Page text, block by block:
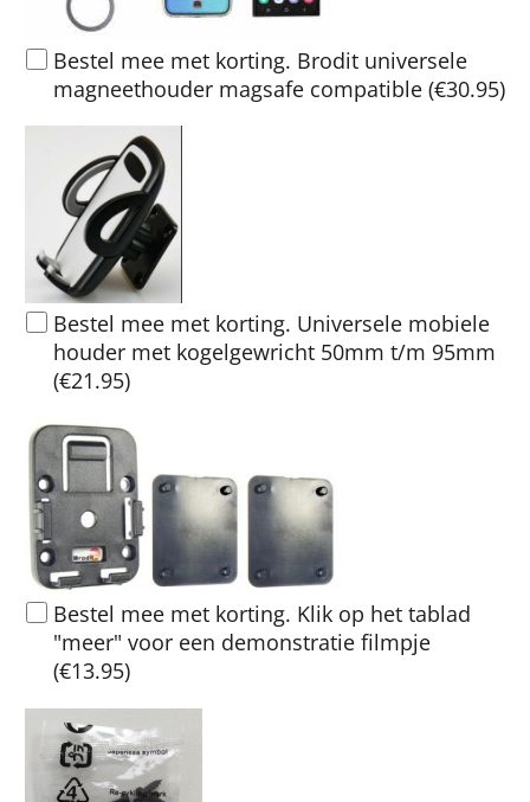
Bestel mee met korting. Brodit universele
magneethouder magsafe compatible (€30.95)
Bestel mee met korting. Universele mobiele
houder met kogelgewricht 50mm t/m 95mm
(€21.95)
Bestel mee met korting. Klik op het tablad
"meer" voor een demonstratie filmpje
(€13.95)